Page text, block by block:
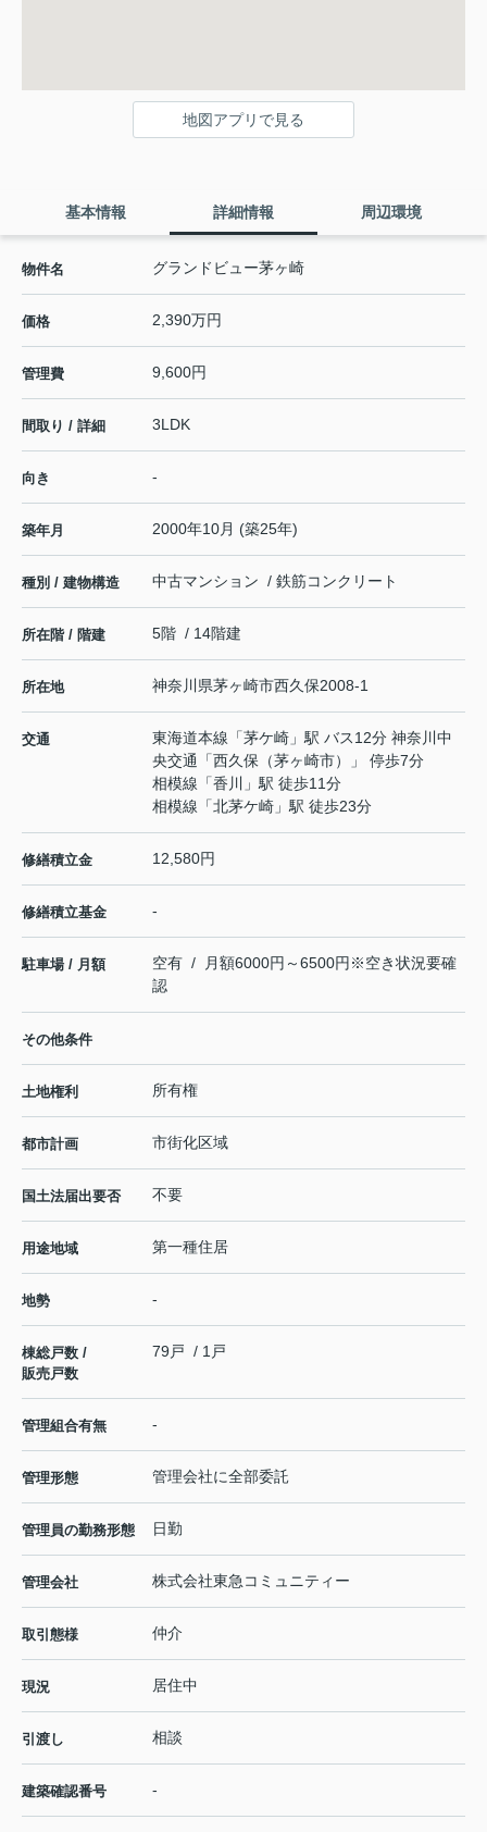
地図アプリで見る
基本情報 詳細情報 周辺環境
物件名 グランドビュー茅ヶ崎
価格 2,390万円
管理費 9,600円
間取り / 詳細 3LDK
向き -
築年月 2000年10月 (築25年)
種別 / 建物構造 中古マンション / 鉄筋コンクリート
所在階 / 階建 5階 / 14階建
所在地 神奈川県茅ヶ崎市西久保2008-1
交通 東海道本線 「茅ケ崎 」駅 バス12分 神奈川中
央交通「西久保（茅ヶ崎市）」 停歩7分
相模線 「香川
」駅 徒歩11分
相模線 「北茅ケ崎 」駅 徒歩23分
修繕積立金 12,580円
修繕積立基金 -
駐車場 / 月額
空有 / 月額6000円～6500円※空き状況要確
認
その他条件
土地権利 所有権
都市計画 市街化区域
国土法届出要否 不要
用途地域 第一種住居
地勢 -
棟総戸数 /
販売戸数
79戸 / 1戸
管理組合有無 -
管理形態 管理会社に全部委託
管理員の勤務形態 日勤
管理会社 株式会社東急コミュニティー
取引態様 仲介
現況 居住中
引渡し 相談
建築確認番号 -